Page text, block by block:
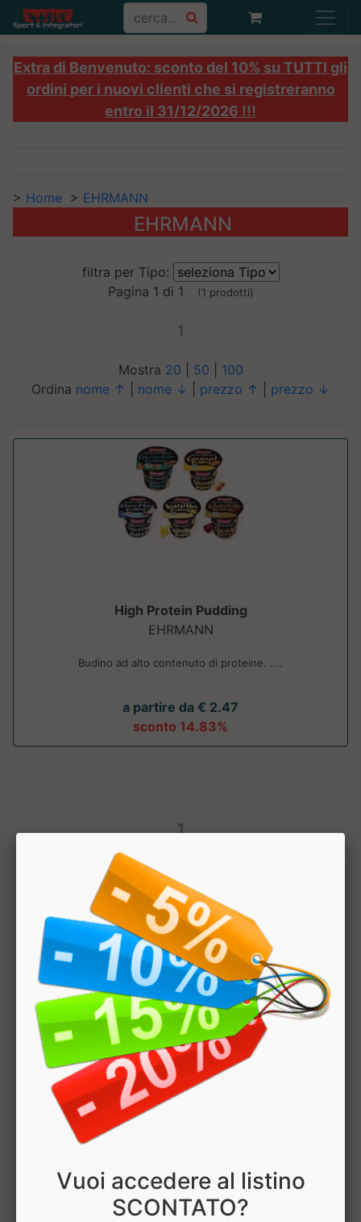
Extra di Benvenuto: sconto del 10% su TUTTI gli
ordini per i nuovi clienti che si registreranno
entro il 31/12/2026 !!!
> Home > EHRMANN
EHRMANN
filtra per Tipo:
Pagina 1 di 1
(1 prodotti)
1
Mostra 20 50
100
Ordina nome ↑ nome ↓ prezzo ↑ prezzo ↓
High Protein Pudding
EHRMANN
Budino ad alto contenuto di proteine. ....
a partire da € 2.47
sconto 14.83%
1
Hai bisogno di aiuto? Chatta con noi
Vuoi accedere al listino
SCONTATO?